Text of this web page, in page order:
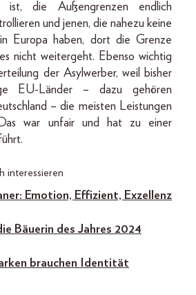
die Außengrenzen endlich
und jenen, die nahezu keine
Europa haben, dort die Grenze
nicht weitergeht. Ebenso wichtig
der Asylwerber, weil bisher
EU-Länder – dazu gehören
– die meisten Leistungen
war unfair und hat zu einer
interessieren
Emotion, Effizient, Exzellenz
Bäuerin des Jahres 2024
brauchen Identität